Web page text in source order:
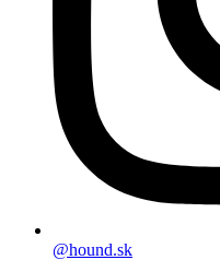
@hound.sk